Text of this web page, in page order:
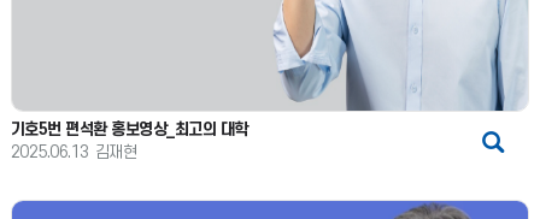
기호5번 편석환 홍보영상_최고의 대학
2025.06.13 김재현